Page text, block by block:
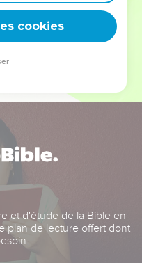
guidiez un ministère, une
leur expérience est faite
et d'étude de la Bible en
plan de lecture offert dont
cookies